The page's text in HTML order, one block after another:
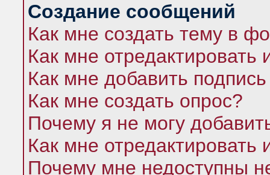
Создание сообщений
Как мне создать тему в
Как мне
Как мне добавить
Как мне создать опрос?
Почему я не могу
Как мне отредактировать
Почему мне недоступны